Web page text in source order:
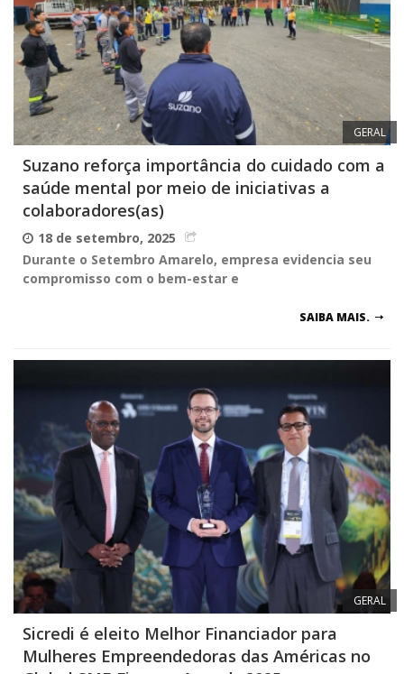
GERAL
Suzano reforça importância do cuidado com a
saúde mental por meio de iniciativas a
colaboradores(as)
18 de setembro, 2025
Durante o Setembro Amarelo, empresa evidencia seu
compromisso com o bem-estar e
SAIBA MAIS.
GERAL
Sicredi é eleito Melhor Financiador para
Mulheres Empreendedoras das Américas no